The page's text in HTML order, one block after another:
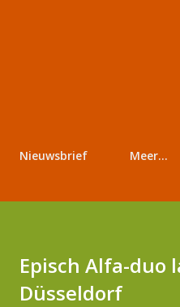
Nieuwsbrief Meer…
Episch Alfa-duo
Düsseldorf